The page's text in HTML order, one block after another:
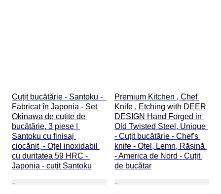
Cuțit bucătărie - Santoku -
Fabricat în Japonia - Set
Okinawa de cuțite de
bucătărie, 3 piese |
Santoku cu finisaj
ciocănit, - Oțel inoxidabil
cu duritatea 59 HRC -
Japonia - cuțit Santoku
Premium Kitchen , Chef
Knife , Etching with DEER
DESIGN Hand Forged in
Old Twisted Steel, Unique
- Cuțit bucătărie - Chef's
knife - Oțel, Lemn, Rășină
- America de Nord - Cuțit
de bucătar